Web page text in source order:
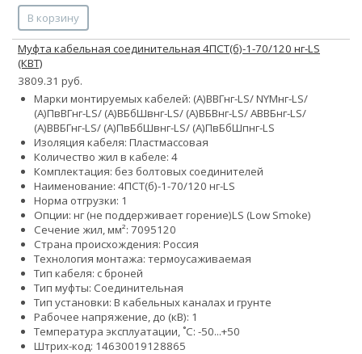
В корзину
Муфта кабельная соединительная 4ПСТ(б)-1-70/120 нг-LS
(КВТ)
3809.31 руб.
Марки монтируемых кабелей: (А)ВВГнг-LS/ NYMнг-LS/
(А)ПвВГнг-LS/ (А)ВБбШвнг-LS/ (А)ВБВнг-LS/ АВВБнг-LS/
(А)ВВБГнг-LS/ (А)ПвБбШвнг-LS/ (А)ПвБбШпнг-LS
Изоляция кабеля: Пластмассовая
Количество жил в кабеле: 4
Комплектация: без болтовых соединителей
Наименование: 4ПСТ(б)-1-70/120 нг-LS
Норма отгрузки: 1
Опции: нг (не поддерживает горение)LS (Low Smoke)
Сечение жил, мм²: 7095120
Страна происхождения: Россия
Технология монтажа: термоусаживаемая
Тип кабеля: с броней
Тип муфты: Соединительная
Тип установки: В кабельных каналах и грунте
Рабочее напряжение, до (кВ): 1
Температура эксплуатации, ˚С: -50...+50
Штрих-код: 14630019128865